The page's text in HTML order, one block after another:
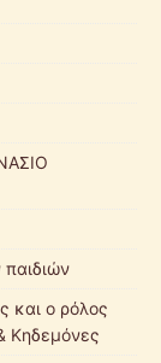
και ο ρόλος
Κηδεμόνες